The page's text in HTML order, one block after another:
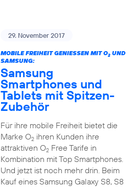
29. November 2017
MOBILE FREIHEIT GENIESSEN MIT O 2UND
SAMSUNG:
Samsung
Smartphones und
Tablets mit Spitzen-
Zubehör
Für ihre mobile Freiheit bietet die
Marke O2ihren Kunden ihre
attraktiven O2Free Tarife in
Kombination mit Top Smartphones.
Und jetzt ist noch mehr drin. Beim
Kauf eines Samsung Galaxy S8, S8